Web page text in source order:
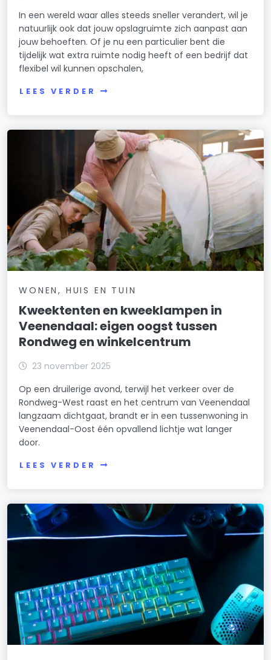
In een wereld waar alles steeds sneller verandert, wil je
natuurlijk ook dat jouw opslagruimte zich aanpast aan
jouw behoeften. Of je nu een particulier bent die
tijdelijk wat extra ruimte nodig heeft of een bedrijf dat
flexibel wil kunnen opschalen,
LEES VERDER
WONEN, HUIS EN TUIN
Kweektenten en kweeklampen in
Veenendaal: eigen oogst tussen
Rondweg en winkelcentrum
23 november 2025
Op een druilerige avond, terwijl het verkeer over de
Rondweg-West raast en het centrum van Veenendaal
langzaam dichtgaat, brandt er in een tussenwoning in
Veenendaal-Oost één opvallend lichtje wat langer
door.
LEES VERDER